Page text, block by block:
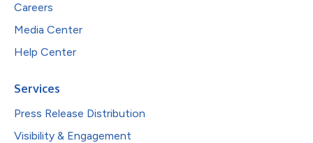
Careers
Media Center
Help Center
Services
Press Release Distribution
Visibility & Engagement